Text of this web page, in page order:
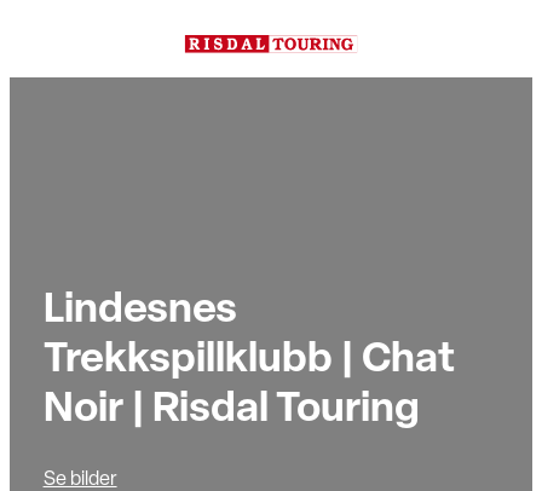
Lindesnes
Trekkspillklubb | Chat
Noir | Risdal Touring
Se bilder